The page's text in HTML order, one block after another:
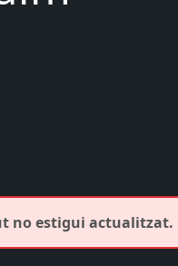
no estigui actualitzat.